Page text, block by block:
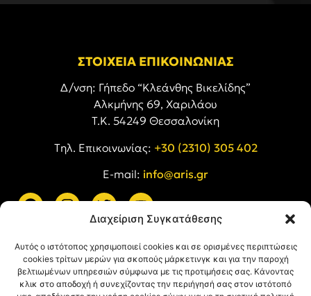
Διαχείριση Συγκατάθεσης
Αυτός ο ιστότοπος χρησιμοποιεί cookies και σε ορισμένες περιπτώσεις
cookies τρίτων μερών για σκοπούς μάρκετινγκ και για την παροχή
βελτιωμένων υπηρεσιών σύμφωνα με τις προτιμήσεις σας. Κάνοντας
κλικ στο αποδοχή ή συνεχίζοντας την περιήγησή σας στον ιστότοπό
ΣΤΟΙΧΕΙΑ ΕΠΙΚΟΙΝΩΝΙΑΣ
Δ/νση: Γήπεδο “Κλεάνθης Βικελίδης”
Αλκμήνης 69, Χαριλάου
Τ.Κ. 54249 Θεσσαλονίκη
Tηλ. Επικοινωνίας: +30 (2310) 305 402
E-mail: info@aris.gr